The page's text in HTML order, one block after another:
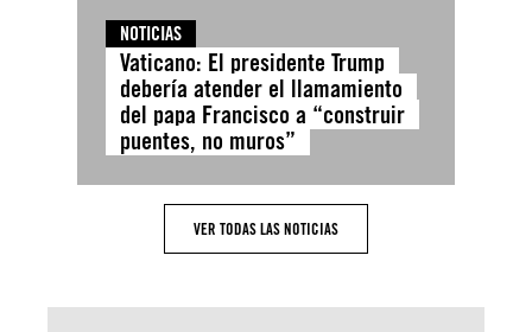
NOTICIAS
Vaticano: El presidente Trump
debería atender el llamamiento
del papa Francisco a “construir
puentes, no muros”
VER TODAS LAS NOTICIAS